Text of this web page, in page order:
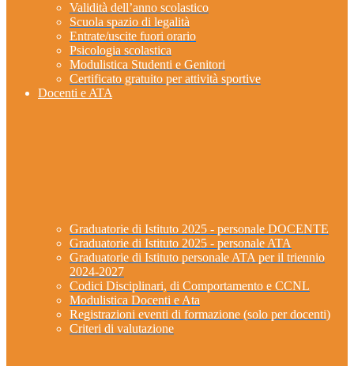
Validità dell’anno scolastico
Scuola spazio di legalità
Entrate/uscite fuori orario
Psicologia scolastica
Modulistica Studenti e Genitori
Certificato gratuito per attività sportive
Docenti e ATA
Graduatorie di Istituto 2025 - personale DOCENTE
Graduatorie di Istituto 2025 - personale ATA
Graduatorie di Istituto personale ATA per il triennio
2024-2027
Codici Disciplinari, di Comportamento e CCNL
Modulistica Docenti e Ata
Registrazioni eventi di formazione (solo per docenti)
Criteri di valutazione